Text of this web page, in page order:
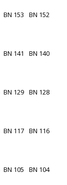
BN 153
BN 152
BN 141
BN 140
BN 129 BN 128
BN 117 BN 116
BN 105
BN 104